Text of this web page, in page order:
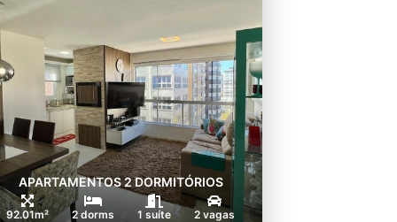
APARTAMENTOS 2 DORMITÓRIOS
92.01m² 2 dorms 1 suíte 2 vagas